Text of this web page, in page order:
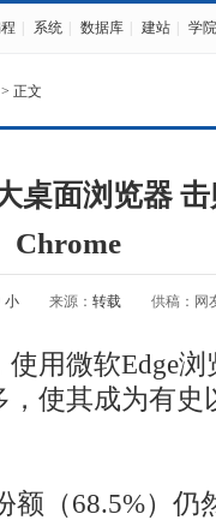
系统 数据库 建站 学院
> 正文
桌面浏览器
Chrome
小 来源： 转载 供稿：网
用微软Edge
使其成为有史
额（68.5%）仍